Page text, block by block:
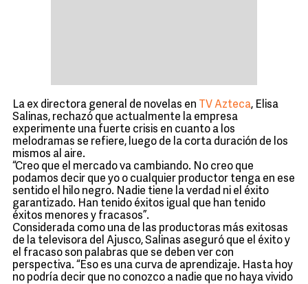
La ex directora general de novelas en TV Azteca, Elisa
Salinas, rechazó que actualmente la empresa
experimente una fuerte crisis en cuanto a los
melodramas se refiere, luego de la corta duración de los
mismos al aire.
“Creo que el mercado va cambiando. No creo que
podamos decir que yo o cualquier productor tenga en ese
sentido el hilo negro. Nadie tiene la verdad ni el éxito
garantizado. Han tenido éxitos igual que han tenido
éxitos menores y fracasos”.
Considerada como una de las productoras más exitosas
de la televisora del Ajusco, Salinas aseguró que el éxito y
el fracaso son palabras que se deben ver con
perspectiva. “Eso es una curva de aprendizaje. Hasta hoy
no podría decir que no conozco a nadie que no haya vivido